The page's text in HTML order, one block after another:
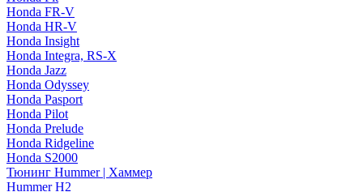
Honda FR-V
Honda HR-V
Honda Insight
Honda Integra, RS-X
Honda Jazz
Honda Odyssey
Honda Pasport
Honda Pilot
Honda Prelude
Honda Ridgeline
Honda S2000
Тюнинг Hummer | Хаммер
Hummer H2